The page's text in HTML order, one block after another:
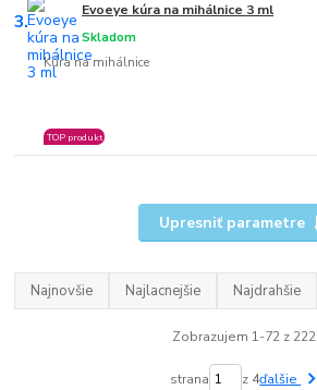
3. Evoeye kúra na mihálnice 3 ml
Kúra na mihálnice
Skladom
TOP produkt
Upresniť parametre
Najnovšie Najlacnejšie Najdrahšie
Zobrazujem 1-72 z 222
strana z 4ďalšie